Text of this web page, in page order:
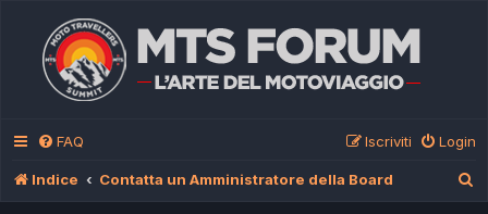
FAQ Login
Iscriviti
Indice Contatta un Amministratore della Board